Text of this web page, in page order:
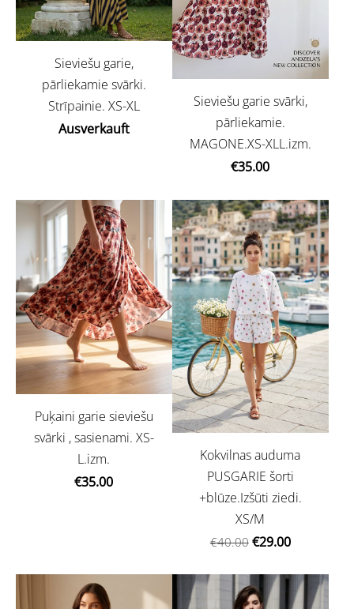
Sieviešu garie,
pārliekamie svārki.
Strīpainie. XS-XL
Ausverkauft
Sieviešu garie svārki,
pārliekamie.
MAGONE.XS-XLL.izm.
€35.00
Puķaini garie sieviešu
svārki , sasienami. XS-
L.izm.
€35.00
Kokvilnas auduma
PUSGARIE šorti
+blūze.Izšūti ziedi.
XS/M
€40.00 €29.00